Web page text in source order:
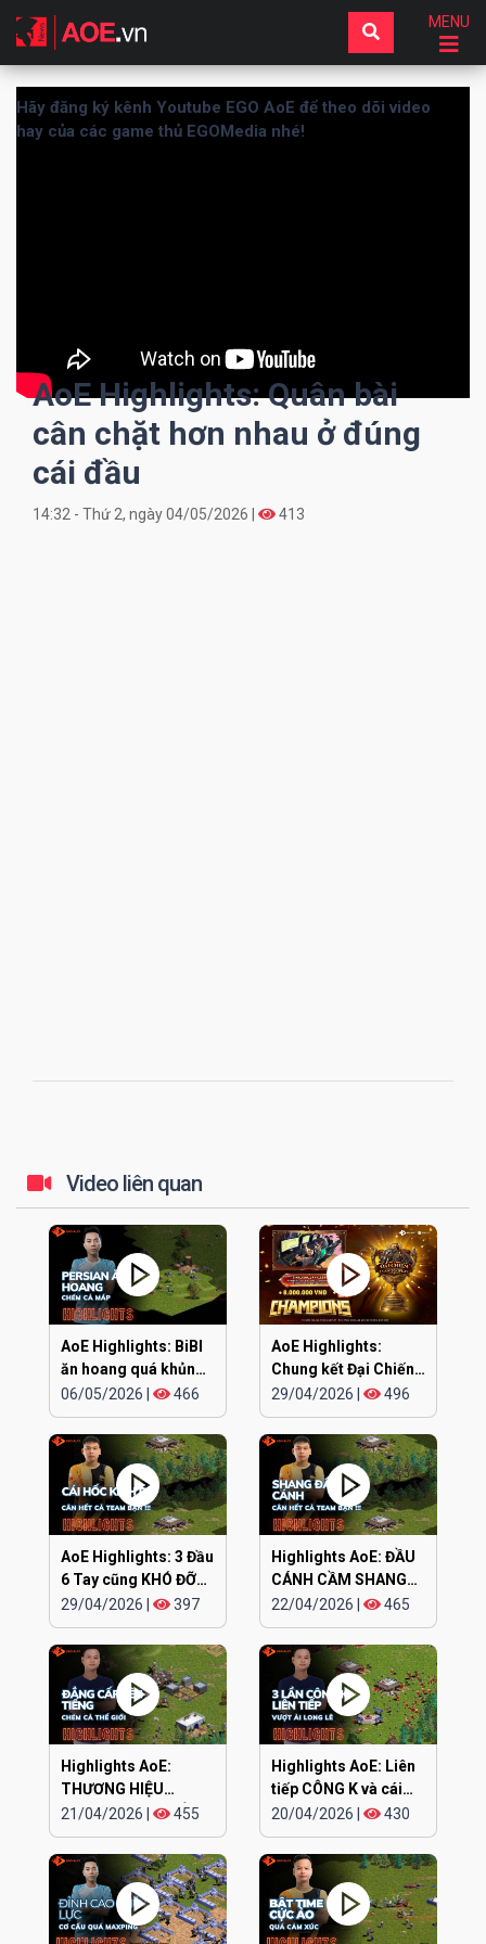
MENU
Hãy đăng ký kênh Youtube EGO AoE để theo dõi video
hay của các game thủ EGOMedia nhé!
AoE Highlights: Quân bài
cân chặt hơn nhau ở đúng
cái đầu
14:32 - Thứ 2, ngày 04/05/2026 | 413
Video liên quan
AoE Highlights: BiBI
ăn hoang quá khủng
khiếp
06/05/2026 466
AoE Highlights:
Chung kết Đại Chiến
Clan EGOPLAY
29/04/2026 496
AoE Highlights: 3 Đầu
6 Tay cũng KHÓ ĐỠ
TRẬN NÀY
29/04/2026 397
Highlights AoE: ĐẦU
CÁNH CẦM SHANG
KAMACHI cân hết
22/04/2026 465
Highlights AoE:
THƯƠNG HIỆU
CHIPBOY CHÓ ĐIÊN
lên tiếng
21/04/2026 455
Highlights AoE: Liên
tiếp CÔNG K và cái
kết
20/04/2026 430